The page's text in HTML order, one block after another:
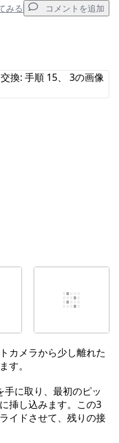
みる コメントを追加
カメラから少し離れた
す。
に取り、最初のピッ
挿し込みます。この3
イドさせて、残りの接